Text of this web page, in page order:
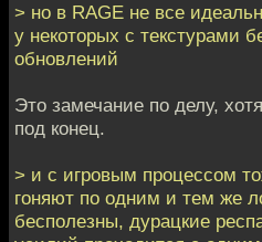
> но в RAGE не все
у некоторых с текстурами
обновлений
Это замечание по делу,
под конец.
> и с игровым процессом
гоняют по одним и тем же
бесполезны, дурацкие